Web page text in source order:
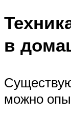
в
можно